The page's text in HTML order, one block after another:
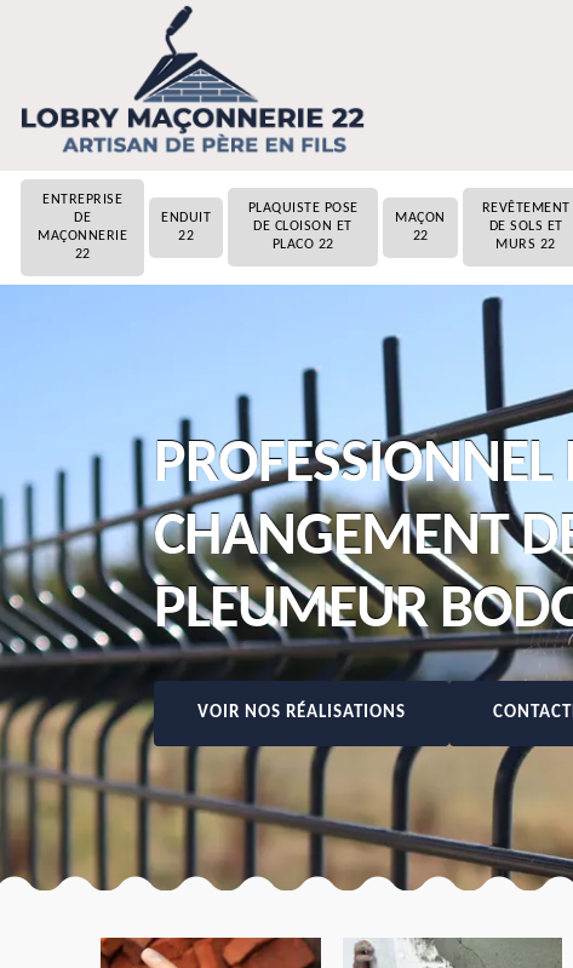
ENTREPRISE
DE
MAÇONNERIE
22
ENDUIT
22
PLAQUISTE POSE
DE CLOISON ET
PLACO 22
MAÇON
22
REVÊTEMENT
DE SOLS ET
MURS 22
PROFESSIONNEL
CHANGEMENT
PLEUMEUR
VOIR NOS RÉALISATIONS